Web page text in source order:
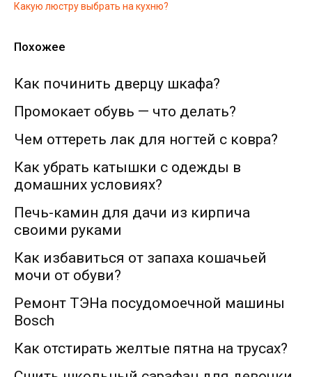
Какую люстру выбрать на кухню?
Похожее
Как починить дверцу шкафа?
Промокает обувь — что делать?
Чем оттереть лак для ногтей с ковра?
Как убрать катышки с одежды в
домашних условиях?
Печь-камин для дачи из кирпича
своими руками
Как избавиться от запаха кошачьей
мочи от обуви?
Ремонт ТЭНа посудомоечной машины
Bosch
Как отстирать желтые пятна на трусах?